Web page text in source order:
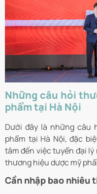
Những câu hỏi
phẩm tại Hà Nội
Dưới đây là những câu
phẩm tại Hà Nội, đặc
tâm đến việc tuyển đại lý
thương hiệu dược mỹ
Cần nhập bao nhiêu